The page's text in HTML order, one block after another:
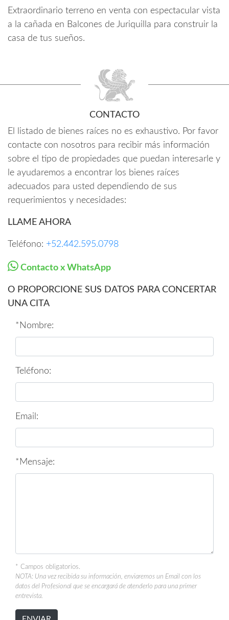
Extraordinario terreno en venta con espectacular vista
a la cañada en Balcones de Juriquilla para construir la
casa de tus sueños.
CONTACTO
El listado de bienes raíces no es exhaustivo. Por favor
contacte con nosotros para recibir más información
sobre el tipo de propiedades que puedan interesarle y
le ayudaremos a encontrar los bienes raíces
adecuados para usted dependiendo de sus
requerimientos y necesidades:
LLAME AHORA
Teléfono: +52.442.595.0798
Contacto x WhatsApp
O PROPORCIONE SUS DATOS PARA CONCERTAR
UNA CITA
*Nombre:
Teléfono:
Email:
*Mensaje:
* Campos obligatorios.
NOTA: Una vez recibida su información, enviaremos un Email con los
datos del Profesional que se encargará de atenderlo para una primer
entrevista.